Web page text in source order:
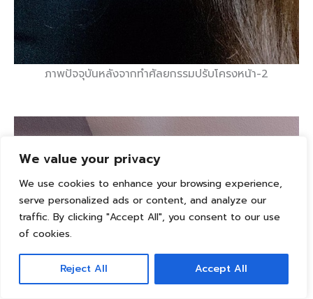
We value your privacy
We use cookies to enhance your browsing experience,
serve personalized ads or content, and analyze our
traffic. By clicking "Accept All", you consent to our use
of cookies.
Reject All Accept All
ภาพปัจจุบันหลังจากทำศัลยกรรมปรับโครงหน้า-2